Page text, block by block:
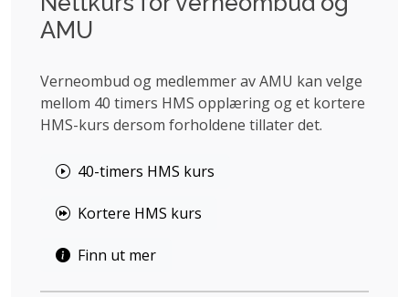
AMU
Verneombud og medlemmer av AMU kan velge
mellom 40 timers HMS opplæring og et kortere
HMS-kurs dersom forholdene tillater det.
40-timers HMS kurs
Kortere HMS kurs
Finn ut mer